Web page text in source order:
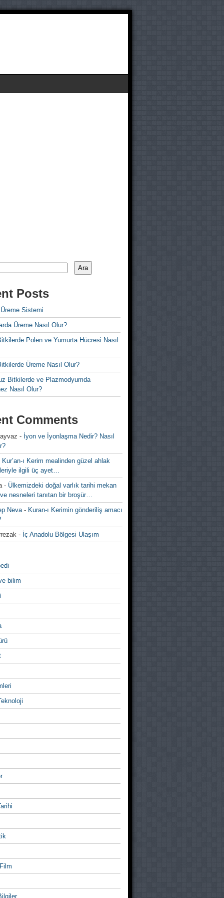
Ara
Posts
Sistemi
Üreme Nasıl Olur?
Polen ve Yumurta Hücresi Nasıl
Üreme Nasıl Olur?
Bitkilerde ve Plazmodyumda
Nasıl Olur?
Comments
- İyon ve İyonlaşma Nedir? Nasıl
Kur’an-ı Kerim mealinden güzel ahlak
ilgili üç ayet…
- Ülkemizdeki doğal varlık tarihi mekan
nesneleri tanıtan bir broşür…
Neva- Kuran-ı Kerimin gönderiliş amacı
- İç Anadolu Bölgesi Ulaşım
bilim